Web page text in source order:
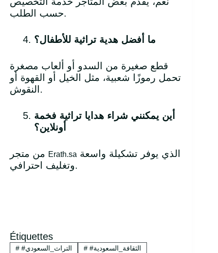
حسب الطلب.
ما أفضل هدية تراثية للأطفال؟
قطع صغيرة من السدو أو ألعاب مصغرة
تحمل رموزًا شعبية، مثل الخيل أو القهوة أو
النقوش.
أين يمكنني شراء هدايا تراثية فخمة
أونلاين؟
Erath.sa
وتغليف احترافي.
Étiquettes
# #التراث_السعودي #
#الثقافة_السعودية